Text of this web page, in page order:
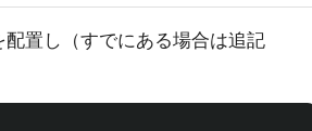
配置し（すでにある場合は追記